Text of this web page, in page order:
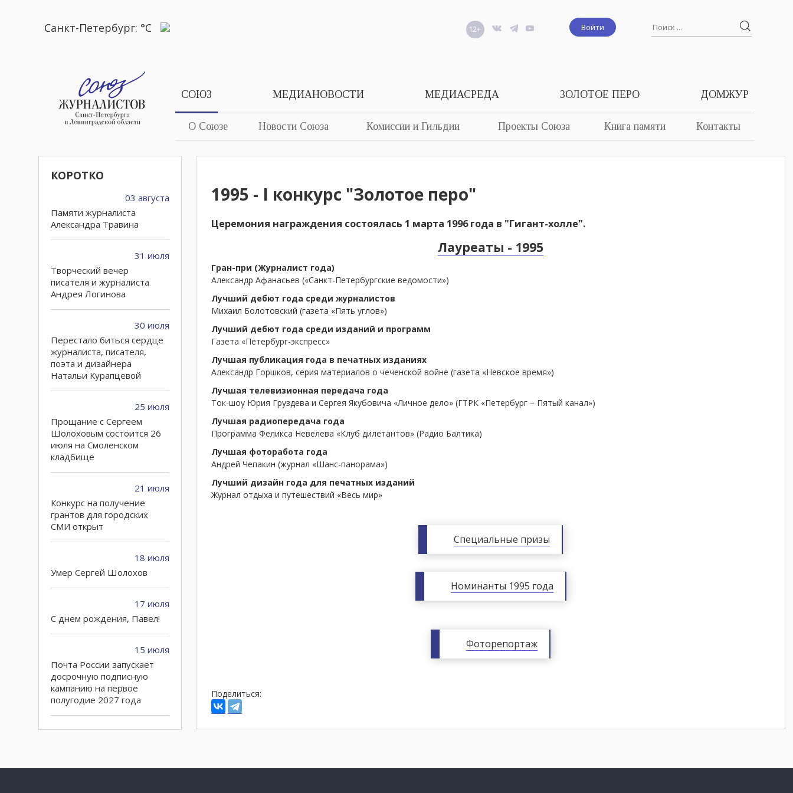
Санкт-Петербург: °C Войти
12+
СОЮЗ
О Союзе Новости Союза Комиссии и Гильдии Проекты Союза Книга памяти Контакты
МЕДИАНОВОСТИ МЕДИАСРЕДА ЗОЛОТОЕ ПЕРО ДОМЖУР
КОРОТКО
03 августа
Памяти журналиста
Александра Травина
31 июля
Творческий вечер
писателя и журналиста
Андрея Логинова
30 июля
Перестало биться сердце
журналиста, писателя,
поэта и дизайнера
Натальи Курапцевой
25 июля
Прощание с Сергеем
Шолоховым состоится 26
июля на Смоленском
кладбище
21 июля
Конкурс на получение
грантов для городских
СМИ открыт
18 июля
Умер Сергей Шолохов
17 июля
C днем рождения, Павел!
15 июля
Почта России запускает
досрочную подписную
кампанию на первое
полугодие 2027 года
10 июля
1995 - I конкурс "Золотое перо"
Церемония награждения состоялась 1 марта 1996 года в "Гигант-холле".
Лауреаты - 1995
Гран-при (Журналист года)
Александр Афанасьев («Санкт-Петербургские ведомости»)
Лучший дебют года среди журналистов
Михаил Болотовский (газета «Пять углов»)
Лучший дебют года среди изданий и программ
Газета «Петербург-экспресс»
Лучшая публикация года в печатных изданиях
Александр Горшков, серия материалов о чеченской войне (газета «Невское время»)
Лучшая телевизионная передача года
Ток-шоу Юрия Груздева и Сергея Якубовича «Личное дело» (ГТРК «Петербург – Пятый канал»)
Лучшая радиопередача года
Программа Феликса Невелева «Клуб дилетантов» (Радио Балтика)
Лучшая фоторабота года
Андрей Чепакин (журнал «Шанс-панорама»)
Лучший дизайн года для печатных изданий
Журнал отдыха и путешествий «Весь мир»
Специальные призы
Номинанты 1995 года
Фоторепортаж
Поделиться: